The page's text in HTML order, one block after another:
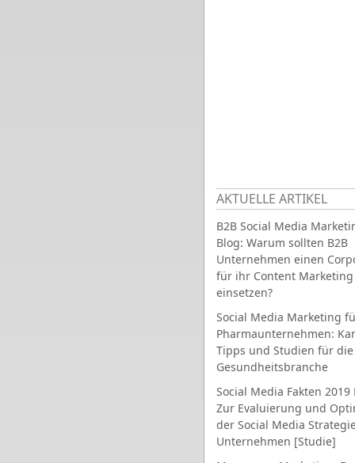
AKTUELLE ARTIKEL
B2B Social Media
Blog: Warum sollten B2B
Unternehmen einen
für ihr Content Marketing
einsetzen?
Social Media Marketing
Pharmaunternehmen:
Tipps und Studien für die
Gesundheitsbranche
Social Media Fakten 2019
Zur Evaluierung und
der Social Media
Unternehmen [Studie]